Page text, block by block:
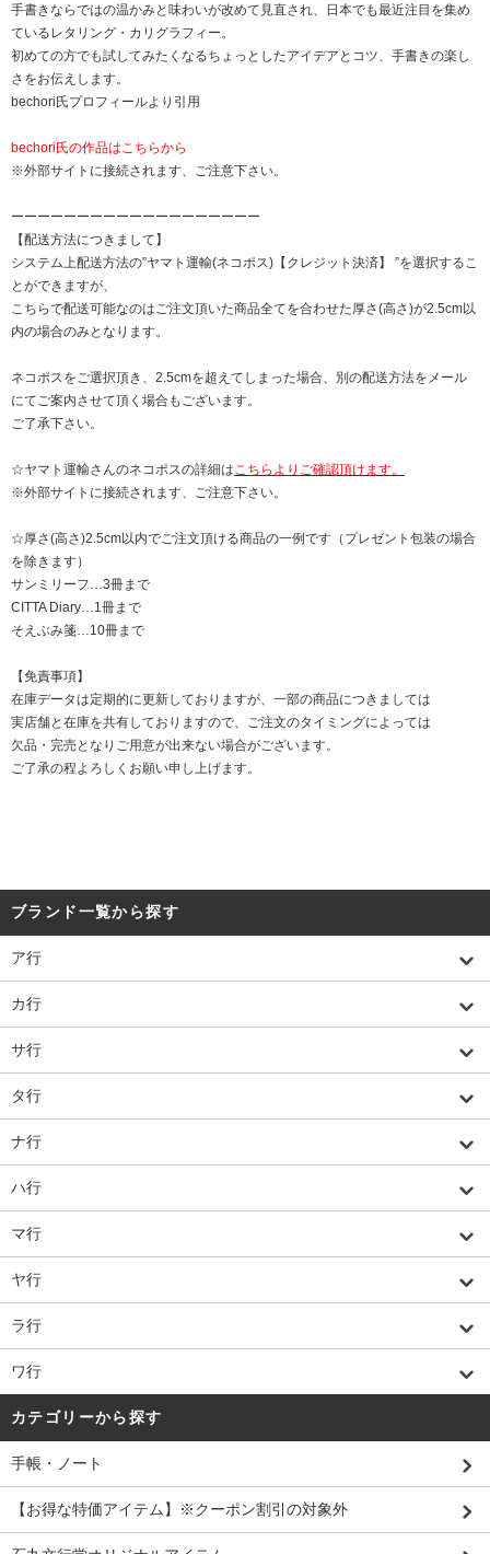
手書きならではの温かみと味わいが改めて見直され、日本でも最近注目を集め
ているレタリング・カリグラフィー。
初めての方でも試してみたくなるちょっとしたアイデアとコツ、手書きの楽し
さをお伝えします。
bechori氏プロフィールより引用
bechori氏の作品はこちらから
※外部サイトに接続されます、ご注意下さい。
ーーーーーーーーーーーーーーーーーーー
【配送方法につきまして】
システム上配送方法の”ヤマト運輸(ネコポス)【クレジット決済】 ”を選択するこ
とができますが、
こちらで配送可能なのはご注文頂いた商品全てを合わせた厚さ(高さ)が2.5cm以
内の場合のみとなります。
ネコポスをご選択頂き、2.5cmを超えてしまった場合、別の配送方法をメール
にてご案内させて頂く場合もございます。
ご了承下さい。
☆ヤマト運輸さんのネコポスの詳細はこちらよりご確認頂けます。
※外部サイトに接続されます、ご注意下さい。
☆厚さ(高さ)2.5cm以内でご注文頂ける商品の一例です（プレゼント包装の場合
を除きます）
サンミリーフ…3冊まで
CITTA Diary…1冊まで
そえぶみ箋…10冊まで
【免責事項】
在庫データは定期的に更新しておりますが、一部の商品につきましては
実店舗と在庫を共有しておりますので、ご注文のタイミングによっては
欠品・完売となりご用意が出来ない場合がございます。
ご了承の程よろしくお願い申し上げます。
ブランド一覧から探す
ア行
カ行
サ行
タ行
ナ行
ハ行
マ行
ヤ行
ラ行
ワ行
カテゴリーから探す
手帳・ノート
【お得な特価アイテム】※クーポン割引の対象外